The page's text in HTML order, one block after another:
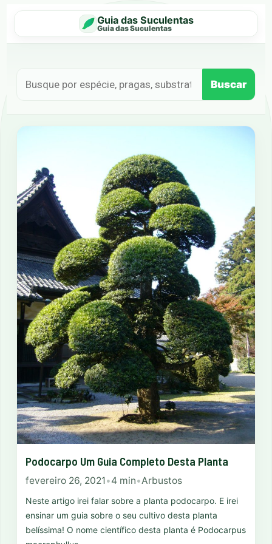
Guia das Suculentas
Guia das Suculentas
Buscar
Podocarpo Um Guia Completo Desta Planta
fevereiro 26, 2021•4 min•Arbustos
Neste artigo irei falar sobre a planta podocarpo. E irei
ensinar um guia sobre o seu cultivo desta planta
belíssima! O nome científico desta planta é Podocarpus